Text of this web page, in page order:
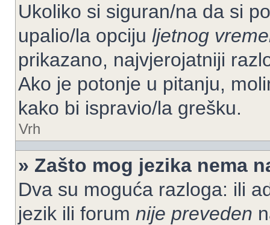
Ukoliko si siguran/na da si
upalio/la opciju ljetnog
prikazano, najvjerojatniji
Ako je potonje u pitanju,
kako bi ispravio/la grešku.
Vrh
» Zašto mog jezika nema
Dva su moguća razloga: ili
jezik ili forum nije preveden